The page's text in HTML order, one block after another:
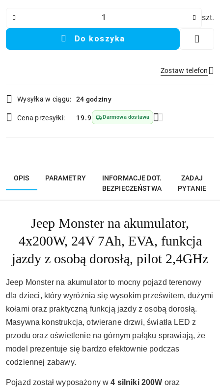
szt.
Do koszyka
Zostaw telefon
Wyślij
i
dostawa
Wysyłka w ciągu: 24 godziny
Cena przesyłki: 19.9 Darmowa dostawa
OPIS PARAMETRY
INFORMACJE DOT.
BEZPIECZEŃSTWA
ZADAJ
PYTANIE
Jeep Monster na akumulator,
4x200W, 24V 7Ah, EVA, funkcja
jazdy z osobą dorosłą, pilot 2,4GHz
Jeep Monster na akumulator to mocny pojazd terenowy
dla dzieci, który wyróżnia się wysokim prześwitem, dużymi
kołami oraz praktyczną funkcją jazdy z osobą dorosłą.
Masywna konstrukcja, otwierane drzwi, światła LED z
przodu oraz oświetlenie na górnym pałąku sprawiają, że
model prezentuje się bardzo efektownie podczas
codziennej zabawy.
Pojazd został wyposażony w4 silniki 200W oraz